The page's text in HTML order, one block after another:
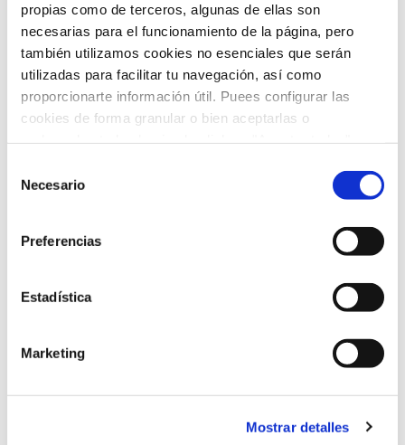
propias como de terceros, algunas de ellas son
necesarias para el funcionamiento de la página, pero
también utilizamos cookies no esenciales que serán
utilizadas para facilitar tu navegación, así como
proporcionarte información útil. Puees configurar las
cookies de forma granular o bien aceptarlas o
política de cookies
Necesario
Preferencias
Estadística
Marketing
Mostrar detalles
Neumología(1)
Neurología(11)
Novedades(4)
Pediatría(13)
Pediatría
Protocolos Covid